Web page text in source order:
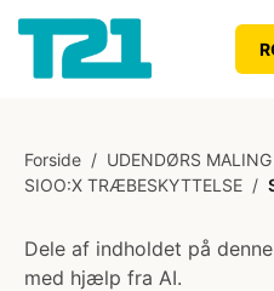
Forside / UDENDØRS MALING
SIOO:X TRÆBESKYTTELSE /
Dele af indholdet på
med hjælp fra AI.